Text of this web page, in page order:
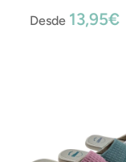
Desde 13,95€